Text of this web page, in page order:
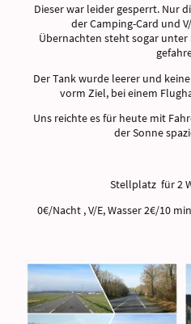
Dieser war leider gesperrt. Nur
der Camping-Card und
Übernachten steht sogar
Der Tank wurde leerer und
vorm Ziel, bei einem
Uns reichte es für heute mit
der Sonne
Stellplatz für 2
0€/Nacht , V/E, Wasser 2€/10